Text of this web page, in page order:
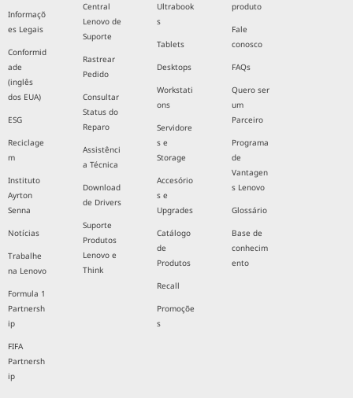
Informaçõ
es Legais
Conformid
ade
(inglês
dos EUA)
ESG
Reciclage
m
Instituto
Ayrton
Senna
Notícias
Trabalhe
na Lenovo
Formula 1
Partnersh
ip
FIFA
Partnersh
ip
Central
Lenovo de
Suporte
Rastrear
Pedido
Consultar
Status do
Reparo
Assistênci
a Técnica
Download
de Drivers
Suporte
Produtos
Lenovo e
Think
Ultrabook
s
Tablets
Desktops
Workstati
ons
Servidore
s e
Storage
Accesório
s e
Upgrades
Catálogo
de
Produtos
Recall
Promoçõe
s
produto
Fale
conosco
FAQs
Quero ser
um
Parceiro
Programa
de
Vantagen
s Lenovo
Glossário
Base de
conhecim
ento